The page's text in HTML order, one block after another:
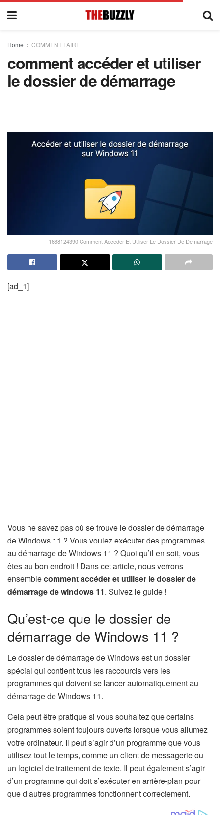
Home COMMENT FAIRE
comment accéder et utiliser
le dossier de démarrage
1668124390 Comment Acceder Et Utiliser Le Dossier De Demarrage
[ad_1]
Vous ne savez pas où se trouve le dossier de démarrage
de Windows 11 ? Vous voulez exécuter des programmes
au démarrage de Windows 11 ? Quoi qu’il en soit, vous
êtes au bon endroit ! Dans cet article, nous verrons
ensemblecomment accéder et utiliser le dossier de
démarrage de windows 11. Suivez le guide !
Qu’est-ce que le dossier de
démarrage de Windows 11 ?
Le dossier de démarrage de Windows est un dossier
spécial qui contient tous les raccourcis vers les
programmes qui doivent se lancer automatiquement au
démarrage de Windows 11.
Cela peut être pratique si vous souhaitez que certains
programmes soient toujours ouverts lorsque vous allumez
votre ordinateur. Il peut s’agir d’un programme que vous
utilisez tout le temps, comme un client de messagerie ou
un logiciel de traitement de texte. Il peut également s’agir
d’un programme qui doit s’exécuter en arrière-plan pour
que d’autres programmes fonctionnent correctement.